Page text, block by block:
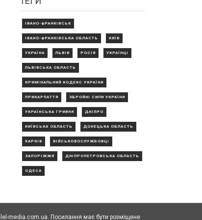
ІВАНО-ФРАНКІВСЬК
ІВАНО-ФРАНКІВСЬКА ОБЛАСТЬ КИЇВ
УКРАЇНА ЛЬВІВ РОСІЯ УКРАЇНЦІ
ЛЬВІВСЬКА ОБЛАСТЬ
КРИМІНАЛЬНИЙ КОДЕКС УКРАЇНИ
ПРИКАРПАТТЯ ЗБРОЙНІ СИЛИ УКРАЇНИ
УКРАЇНСЬКА ГРИВНЯ ДНІПРО
КИЇВСЬКА ОБЛАСТЬ ДОНЕЦЬКА ОБЛАСТЬ
ХАРКІВ ВІЙСЬКОВОСЛУЖБОВЦІ
ЗАПОРІЖЖЯ ДНІПРОПЕТРОВСЬКА ОБЛАСТЬ
ОДЕСА
media.com.ua. Посилання має бути розміщене